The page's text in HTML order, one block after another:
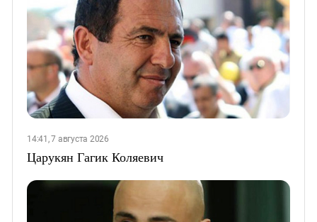
14:41, 7 августа 2026
Царукян Гагик Коляевич